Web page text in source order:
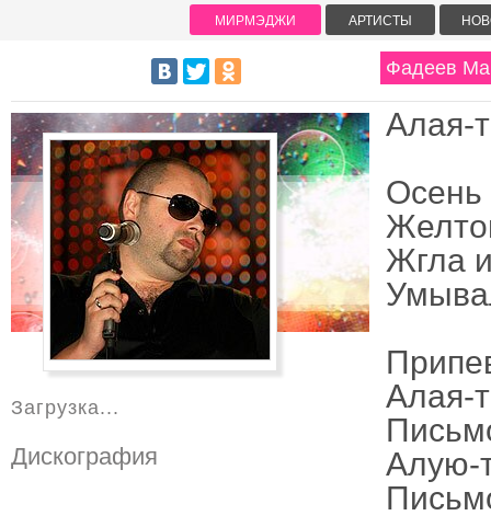
Фадеев
Алая-
Осень
Жгла
Алая-
Алую-
Загрузка...
Дискография
МИРМЭДЖИ АРТИСТЫ